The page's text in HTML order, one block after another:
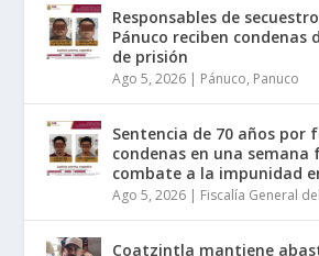
Responsables de
Pánuco reciben condenas
de prisión
Ago 5, 2026 | Pánuco, Panuco
Sentencia de 70 años por
condenas en una semana
combate a la impunidad
Ago 5, 2026 | Fiscalía General
Coatzintla mantiene